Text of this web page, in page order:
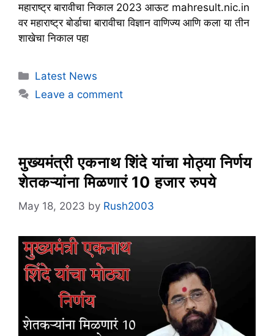
महाराष्ट्र बारावीचा निकाल 2023 आऊट mahresult.nic.in
वर महाराष्ट्र बोर्डाचा बारावीचा विज्ञान वाणिज्य आणि कला या तीन
शाखेचा निकाल पहा
Categories
Latest News
Leave a comment
मुख्यमंत्री एकनाथ शिंदे यांचा मोठ्या निर्णय
शेतकऱ्यांना मिळणारं 10 हजार रुपये
May 18, 2023 by Rush2003